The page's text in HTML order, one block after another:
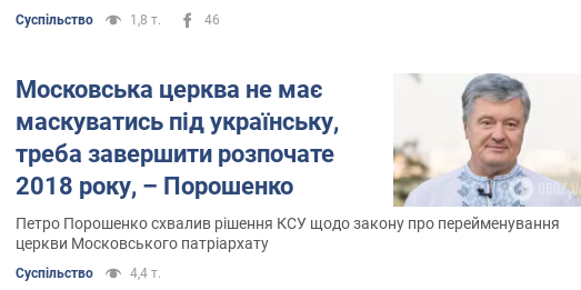
Суспільство 1,8 т. 46
Московська церква не має
маскуватись під українську,
треба завершити розпочате
2018 року, – Порошенко
Петро Порошенко схвалив рішення КСУ щодо закону про перейменування
церкви Московського патріархату
Суспільство 4,4 т.